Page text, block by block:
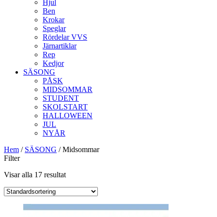
Hjul
Ben
Krokar
Speglar
Rördelar VVS
Järnartiklar
Rep
Kedjor
SÄSONG
PÅSK
MIDSOMMAR
STUDENT
SKOLSTART
HALLOWEEN
JUL
NYÅR
Hem / SÄSONG / Midsommar
Filter
Visar alla 17 resultat